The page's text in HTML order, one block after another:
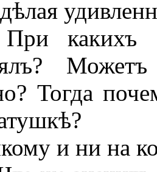
это
Тогда
и ни на